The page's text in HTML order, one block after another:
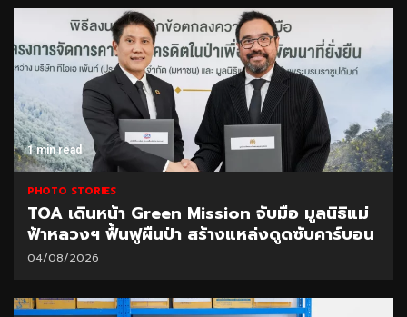
1 min read
PHOTO STORIES
TOA เดินหน้า Green Mission จับมือ มูลนิธิแม่
ฟ้าหลวงฯ ฟื้นฟูผืนป่า สร้างแหล่งดูดซับคาร์บอน
04/08/2026